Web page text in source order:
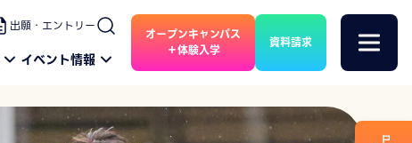
出願・エントリー
イベント情報
オープンキャンパス
＋体験入学
資料請求